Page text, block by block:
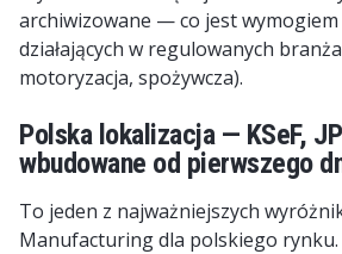
archiwizowane — co jest
działających w regulowanych
motoryzacja, spożywcza).
Polska lokalizacja — KSeF,
wbudowane od pierwszego
To jeden z najważniejszych
Manufacturing dla polskiego rynku.